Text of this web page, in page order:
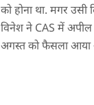
को होना था. मगर
विनेश ने CAS में
अगस्त को फैसला आया